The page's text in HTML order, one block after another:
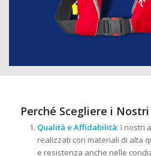
Perché Scegliere i
Qualità e Affidabilità: I nostri
realizzati con materiali di alta
e resistenza anche nelle